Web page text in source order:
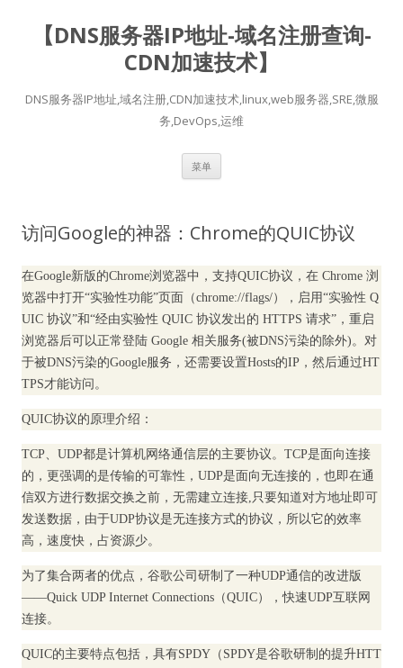
【DNS服务器IP地址-域名注册查询-
CDN加速技术】
DNS服务器IP地址,域名注册,CDN加速技术,linux,web服务器,SRE,微服
务,DevOps,运维
菜单
访问Google的神器：Chrome的QUIC协议
在Google新版的Chrome浏览器中，支持QUIC协议，在 Chrome 浏
览器中打开“实验性功能”页面（chrome://flags/），启用“实验性 Q
UIC 协议”和“经由实验性 QUIC 协议发出的 HTTPS 请求”，重启
浏览器后可以正常登陆 Google 相关服务(被DNS污染的除外)。对
于被DNS污染的Google服务，还需要设置Hosts的IP，然后通过HT
TPS才能访问。
QUIC协议的原理介绍：
TCP、UDP都是计算机网络通信层的主要协议。TCP是面向连接
的，更强调的是传输的可靠性，UDP是面向无连接的，也即在通
信双方进行数据交换之前，无需建立连接,只要知道对方地址即可
发送数据，由于UDP协议是无连接方式的协议，所以它的效率
高，速度快，占资源少。
为了集合两者的优点，谷歌公司研制了一种UDP通信的改进版
——Quick UDP Internet Connections（QUIC），快速UDP互联网
连接。
QUIC的主要特点包括，具有SPDY（SPDY是谷歌研制的提升HTT